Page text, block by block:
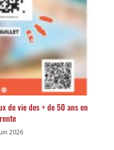
de vie des + de 50 ans en
2026